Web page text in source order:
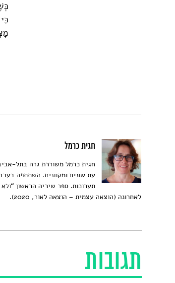
חגית כרמל
חגית כרמל משוררת גרה בתל-
עת שונים ומקוונים. השתתפה
תערוכות. ספר שיריה הראשון
לאחרונה (הוצאה עצמית – הוצאה לאור, 2020).
תגובות